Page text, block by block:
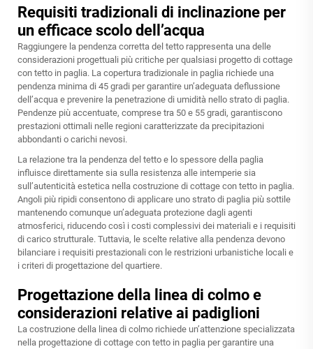
Requisiti tradizionali di inclinazione per
un efficace scolo dell’acqua
Raggiungere la pendenza corretta del tetto rappresenta una delle
considerazioni progettuali più critiche per qualsiasi progetto di cottage
con tetto in paglia. La copertura tradizionale in paglia richiede una
pendenza minima di 45 gradi per garantire un’adeguata deflussione
dell’acqua e prevenire la penetrazione di umidità nello strato di paglia.
Pendenze più accentuate, comprese tra 50 e 55 gradi, garantiscono
prestazioni ottimali nelle regioni caratterizzate da precipitazioni
abbondanti o carichi nevosi.
La relazione tra la pendenza del tetto e lo spessore della paglia
influisce direttamente sia sulla resistenza alle intemperie sia
sull’autenticità estetica nella costruzione di cottage con tetto in paglia.
Angoli più ripidi consentono di applicare uno strato di paglia più sottile
mantenendo comunque un’adeguata protezione dagli agenti
atmosferici, riducendo così i costi complessivi dei materiali e i requisiti
di carico strutturale. Tuttavia, le scelte relative alla pendenza devono
bilanciare i requisiti prestazionali con le restrizioni urbanistiche locali e
i criteri di progettazione del quartiere.
Progettazione della linea di colmo e
considerazioni relative ai padiglioni
La costruzione della linea di colmo richiede un’attenzione specializzata
nella progettazione di cottage con tetto in paglia per garantire una